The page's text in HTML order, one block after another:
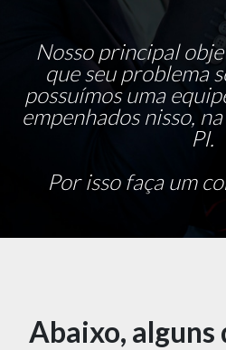
Nosso principal
que seu problema
possuímos uma
empenhados nisso,
PI.
Por isso faça um
Abaixo, alguns